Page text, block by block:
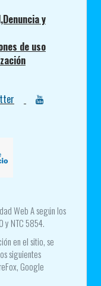
y
de uso
Web A según los
y NTC 5854.
en el sitio, se
siguientes
Google